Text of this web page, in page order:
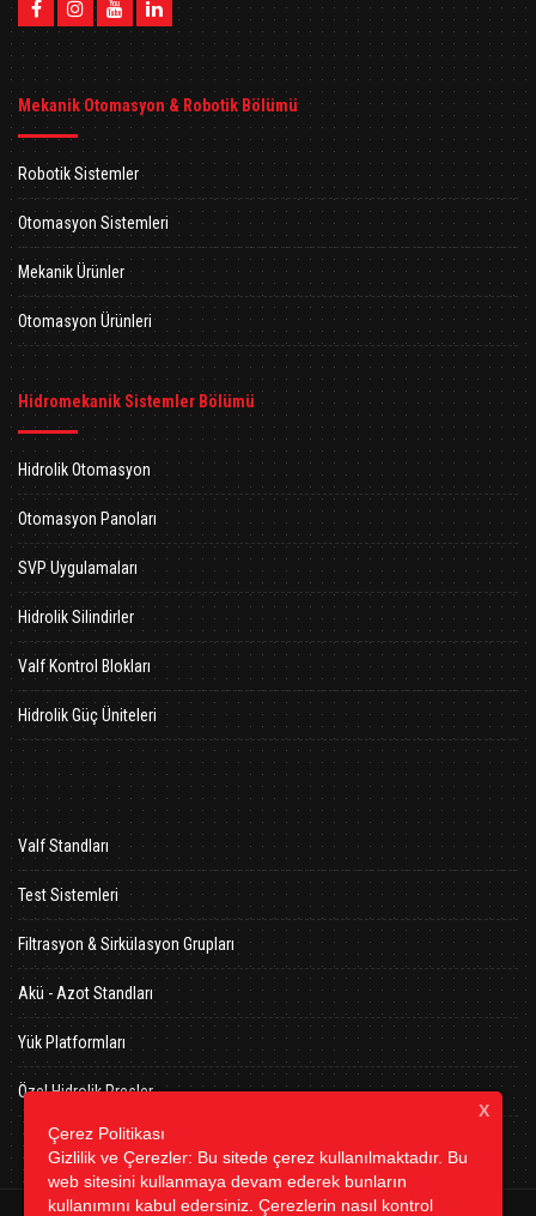
Mekanik Otomasyon & Robotik Bölümü
Robotik Sistemler
Otomasyon Sistemleri
Mekanik Ürünler
Otomasyon Ürünleri
Hidromekanik Sistemler Bölümü
Hidrolik Otomasyon
Otomasyon Panoları
SVP Uygulamaları
Hidrolik Silindirler
Valf Kontrol Blokları
Hidrolik Güç Üniteleri
Valf Standları
Test Sistemleri
Filtrasyon & Sirkülasyon Grupları
Akü - Azot Standları
Yük Platformları
Özel Hidrolik Presler
Çerez Politikası
Gizlilik ve Çerezler: Bu sitede çerez kullanılmaktadır. Bu
web sitesini kullanmaya devam ederek bunların
kullanımını kabul edersiniz. Çerezlerin nasıl kontrol
X